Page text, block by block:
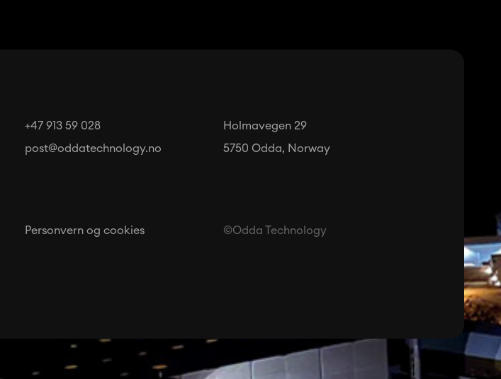
+47 913 59 028
post@oddatechnology.no
Holmavegen 29
5750 Odda, Norway
Personvern og cookies ©Odda Technology